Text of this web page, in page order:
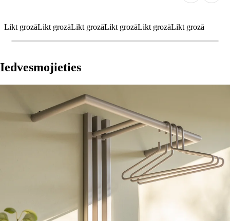
Likt grozāLikt grozāLikt grozāLikt grozāLikt grozāLikt grozā
Iedvesmojieties